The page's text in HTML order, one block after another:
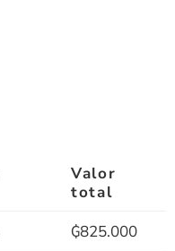
Valor
total
₲825.000